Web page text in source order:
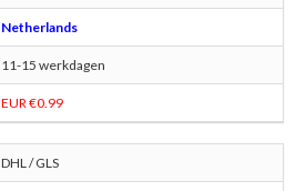
Netherlands
11-15 werkdagen
EUR €0.99
DHL / GLS